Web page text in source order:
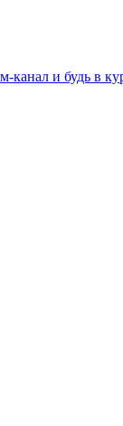
канал и будь в